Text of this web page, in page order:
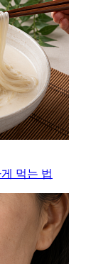
먹는 법